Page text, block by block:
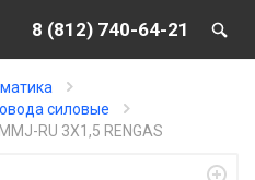
8 (812) 740-64-21
силовые
RU 3X1,5 RENGAS